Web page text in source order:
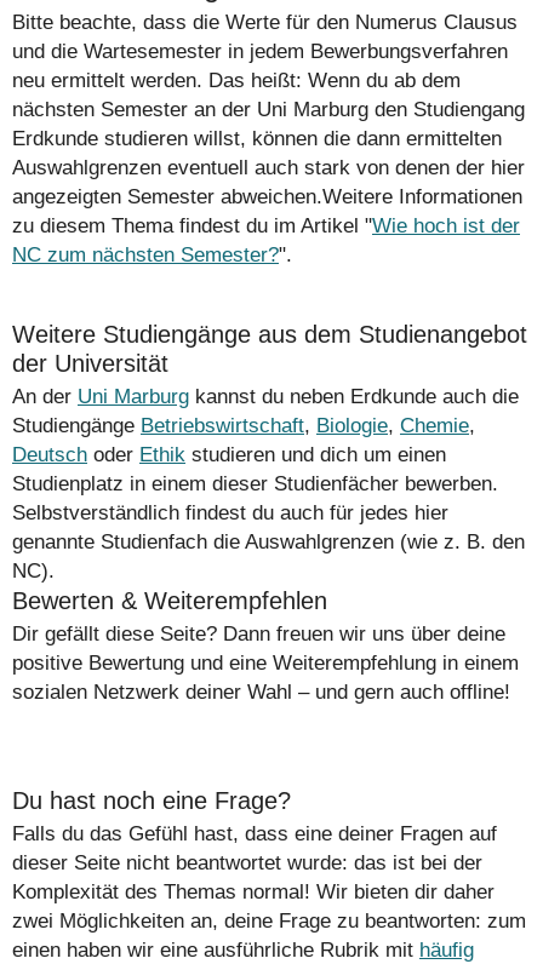
Bitte beachte, dass die Werte für den Numerus Clausus
und die Wartesemester in jedem Bewerbungsverfahren
neu ermittelt werden. Das heißt: Wenn du ab dem
nächsten Semester an der Uni Marburg den Studiengang
Erdkunde studieren willst, können die dann ermittelten
Auswahlgrenzen eventuell auch stark von denen der hier
angezeigten Semester abweichen.Weitere Informationen
zu diesem Thema findest du im Artikel "Wie hoch ist der
NC zum nächsten Semester?".
Weitere Studiengänge aus dem Studienangebot
der Universität
An der Uni Marburg kannst du neben Erdkunde auch die
Studiengänge Betriebswirtschaft, Biologie, Chemie,
Deutsch oder Ethik studieren und dich um einen
Studienplatz in einem dieser Studienfächer bewerben.
Selbstverständlich findest du auch für jedes hier
genannte Studienfach die Auswahlgrenzen (wie z. B. den
NC).
Bewerten & Weiterempfehlen
Dir gefällt diese Seite? Dann freuen wir uns über deine
positive Bewertung und eine Weiterempfehlung in einem
sozialen Netzwerk deiner Wahl – und gern auch offline!
Du hast noch eine Frage?
Falls du das Gefühl hast, dass eine deiner Fragen auf
dieser Seite nicht beantwortet wurde: das ist bei der
Komplexität des Themas normal! Wir bieten dir daher
zwei Möglichkeiten an, deine Frage zu beantworten: zum
einen haben wir eine ausführliche Rubrik mit häufig